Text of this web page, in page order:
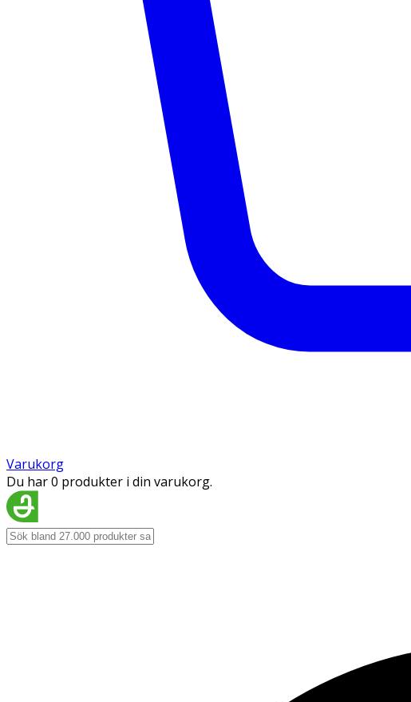
Varukorg
Du har 0 produkter i din varukorg.